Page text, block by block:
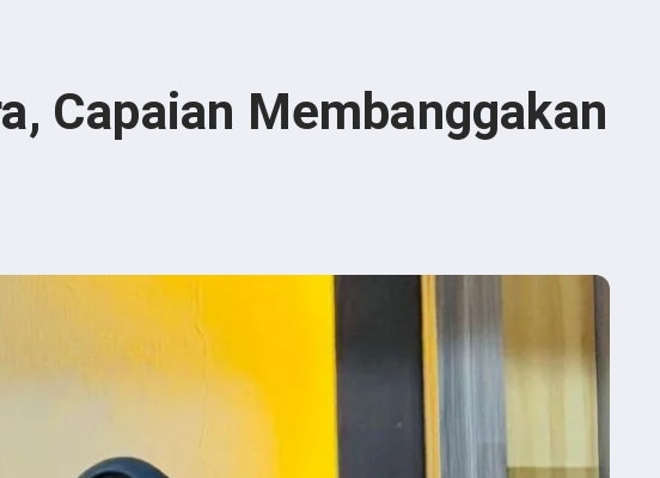
Capaian Membanggakan